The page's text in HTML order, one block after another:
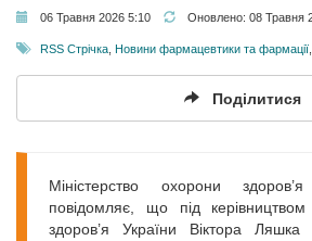
06 Травня 2026 5:10 Оновлено: 08 Травня
RSS Стрічка Новини фармацевтики та фармації
Поділитися
Міністерство охорони
повідомляє, що під керівництвом
здоров’я України Віктора Ляшка